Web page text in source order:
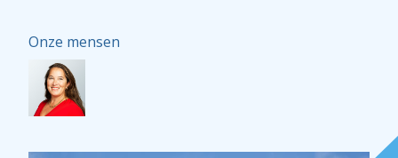
Onze mensen